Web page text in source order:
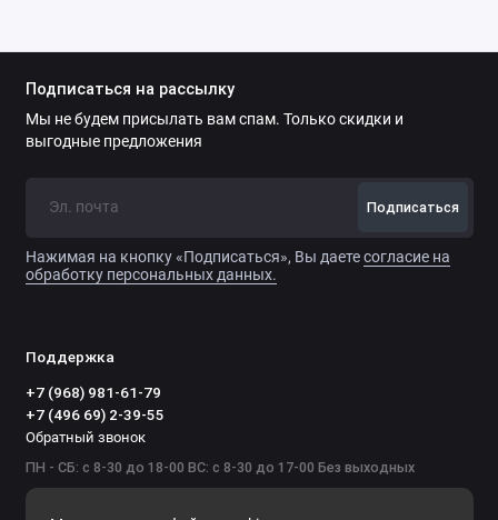
Подписаться на рассылку
Мы не будем присылать вам спам. Только скидки и
выгодные предложения
Подписаться
Нажимая на кнопку «Подписаться», Вы даетесогласие на
обработку персональных данных.
Поддержка
+7 (968) 981-61-79
+7 (496 69) 2-39-55
Обратный звонок
ПН - СБ: с 8-30 до 18-00 ВС: с 8-30 до 17-00 Без выходных